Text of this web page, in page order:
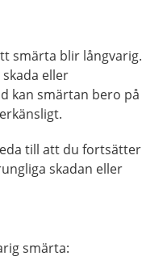
smärta blir långvarig.
eller
kan smärtan bero på
till att du fortsätter
skadan eller
smärta: